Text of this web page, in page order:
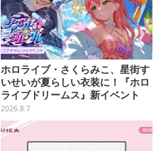
ホロライブ・さくらみこ、星街す
いせいが夏らしい衣装に！『ホロ
ライブドリームス』新イベント
「シンクロする夏のスパークル」
開幕
2026.8.7